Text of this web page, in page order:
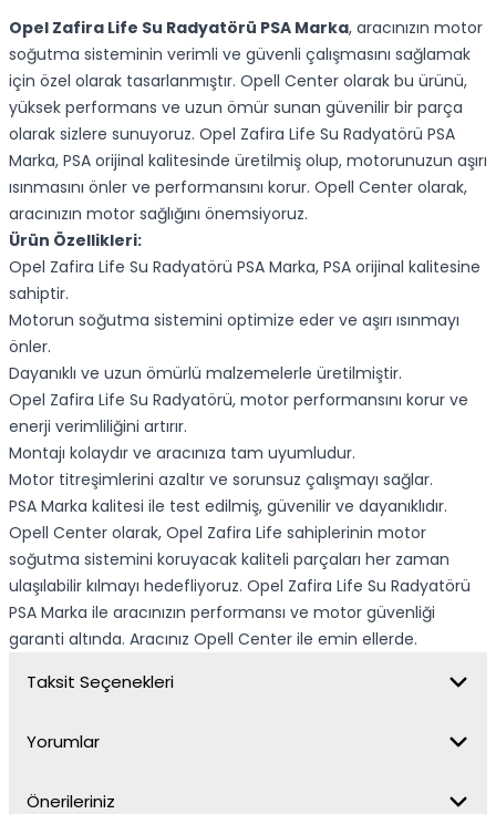
Opel Zafira Life Su Radyatörü PSA Marka, aracınızın motor
soğutma sisteminin verimli ve güvenli çalışmasını sağlamak
için özel olarak tasarlanmıştır. Opell Center olarak bu ürünü,
yüksek performans ve uzun ömür sunan güvenilir bir parça
olarak sizlere sunuyoruz. Opel Zafira Life Su Radyatörü PSA
Marka, PSA orijinal kalitesinde üretilmiş olup, motorunuzun aşırı
ısınmasını önler ve performansını korur. Opell Center olarak,
aracınızın motor sağlığını önemsiyoruz.
Ürün Özellikleri:
Opel Zafira Life Su Radyatörü PSA Marka, PSA orijinal kalitesine
sahiptir.
Motorun soğutma sistemini optimize eder ve aşırı ısınmayı
önler.
Dayanıklı ve uzun ömürlü malzemelerle üretilmiştir.
Opel Zafira Life Su Radyatörü, motor performansını korur ve
enerji verimliliğini artırır.
Montajı kolaydır ve aracınıza tam uyumludur.
Motor titreşimlerini azaltır ve sorunsuz çalışmayı sağlar.
PSA Marka kalitesi ile test edilmiş, güvenilir ve dayanıklıdır.
Opell Center olarak, Opel Zafira Life sahiplerinin motor
soğutma sistemini koruyacak kaliteli parçaları her zaman
ulaşılabilir kılmayı hedefliyoruz. Opel Zafira Life Su Radyatörü
PSA Marka ile aracınızın performansı ve motor güvenliği
garanti altında. Aracınız Opell Center ile emin ellerde.
Taksit Seçenekleri
Yorumlar
Önerileriniz